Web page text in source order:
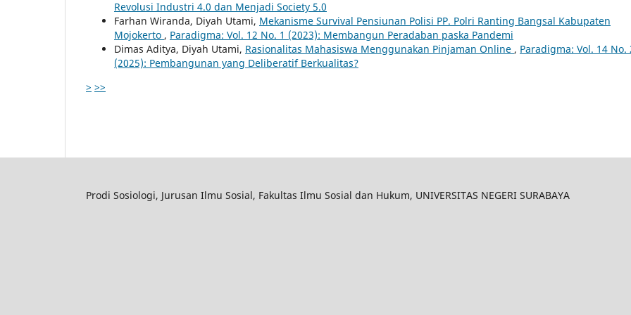
Revolusi Industri 4.0 dan Menjadi Society 5.0
Farhan Wiranda, Diyah Utami, Mekanisme Survival Pensiunan Polisi PP. Polri Ranting Bangsal Kabupaten
Mojokerto , Paradigma: Vol. 12 No. 1 (2023): Membangun Peradaban paska Pandemi
Dimas Aditya, Diyah Utami, Rasionalitas Mahasiswa Menggunakan Pinjaman Online , Paradigma: Vol. 14 No.
(2025): Pembangunan yang Deliberatif Berkualitas?
> >>
Prodi Sosiologi, Jurusan Ilmu Sosial, Fakultas Ilmu Sosial dan Hukum, UNIVERSITAS NEGERI SURABAYA